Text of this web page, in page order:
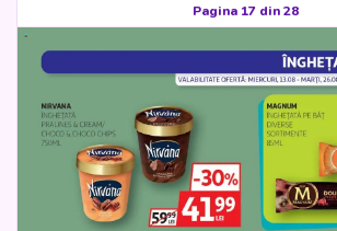
Pagina 17 din 28